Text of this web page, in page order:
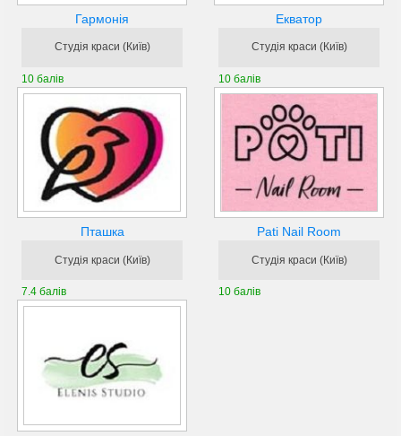
Гармонія
Студія краси (Київ)
10 балів
Екватор
Студія краси (Київ)
10 балів
Пташка
Студія краси (Київ)
7.4 балів
Pati Nail Room
Студія краси (Київ)
10 балів